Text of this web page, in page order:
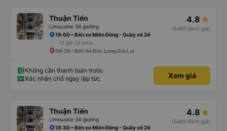
Thuận Tiến
Limousine 34 giường
4.8
(5489 đánh giá)
18:00 • Bến xe Miền Đông - Quầy vé 24
12 giờ 25 phút
06:25 • Bến Xe Đức Long Gia Lai
Không cần thanh toán trước
Xác nhận chỗ ngay lập tức
Xem giá
Thuận Tiến
Limousine 34 giường
4.8
(5489 đánh giá)
18:30 • Bến xe Miền Đông - Quầy vé 24